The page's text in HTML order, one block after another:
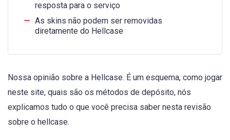
resposta para o serviço
As skins não podem ser removidas
diretamente do Hellcase
Nossa opinião sobre a Hellcase. É um esquema, como jogar
neste site, quais são os métodos de depósito, nós
explicamos tudo o que você precisa saber nesta revisão
sobre o hellcase.